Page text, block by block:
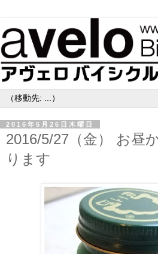
2016年5月26日木曜日
2016/5/27（金） お昼
ります